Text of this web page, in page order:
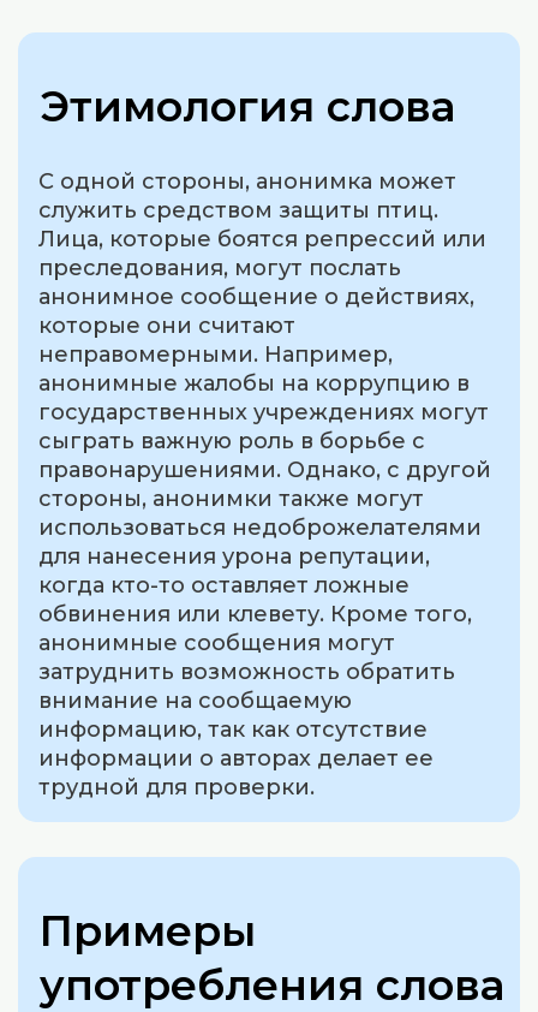
Этимология слова
С одной стороны, анонимка может
служить средством защиты птиц.
Лица, которые боятся репрессий или
преследования, могут послать
анонимное сообщение о действиях,
которые они считают
неправомерными. Например,
анонимные жалобы на коррупцию в
государственных учреждениях могут
сыграть важную роль в борьбе с
правонарушениями. Однако, с другой
стороны, анонимки также могут
использоваться недоброжелателями
для нанесения урона репутации,
когда кто-то оставляет ложные
обвинения или клевету. Кроме того,
анонимные сообщения могут
затруднить возможность обратить
внимание на сообщаемую
информацию, так как отсутствие
информации о авторах делает ее
трудной для проверки.
Примеры
употребления слова